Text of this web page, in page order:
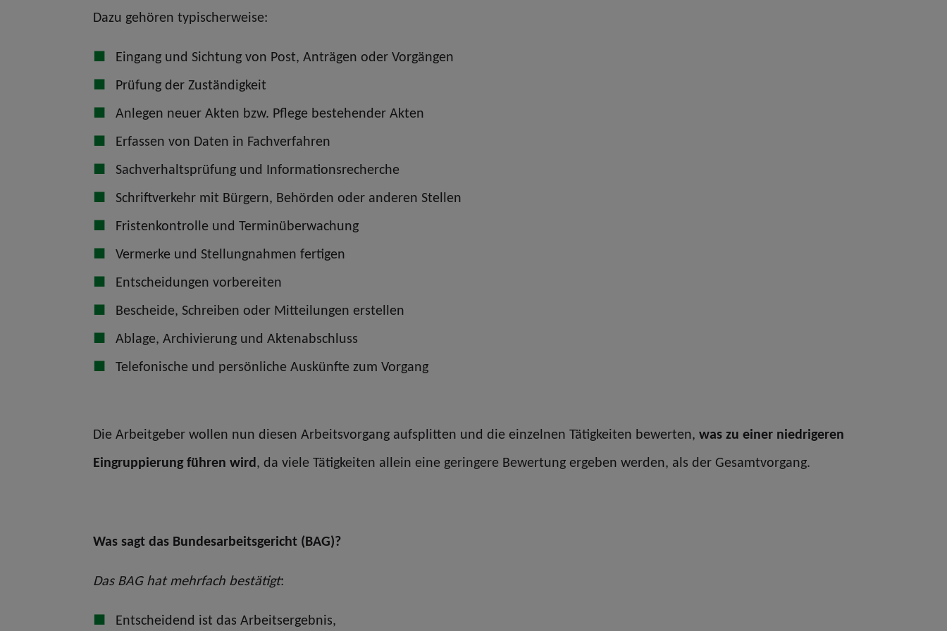
Dazu gehören typischerweise:
Eingang und Sichtung von Post, Anträgen oder Vorgängen
Prüfung der Zuständigkeit
Anlegen neuer Akten bzw. Pflege bestehender Akten
Erfassen von Daten in Fachverfahren
Sachverhaltsprüfung und Informationsrecherche
Schriftverkehr mit Bürgern, Behörden oder anderen Stellen
Fristenkontrolle und Terminüberwachung
Vermerke und Stellungnahmen fertigen
Entscheidungen vorbereiten
Bescheide, Schreiben oder Mitteilungen erstellen
Ablage, Archivierung und Aktenabschluss
Telefonische und persönliche Auskünfte zum Vorgang
Die Arbeitgeber wollen nun diesen Arbeitsvorgang aufsplitten und die einzelnen Tätigkeiten bewerten, was zu einer niedrigeren
Eingruppierung führen wird, da viele Tätigkeiten allein eine geringere Bewertung ergeben werden, als der Gesamtvorgang.
Was sagt das Bundesarbeitsgericht (BAG)?
Das BAG hat mehrfach bestätigt:
Entscheidend ist das Arbeitsergebnis,